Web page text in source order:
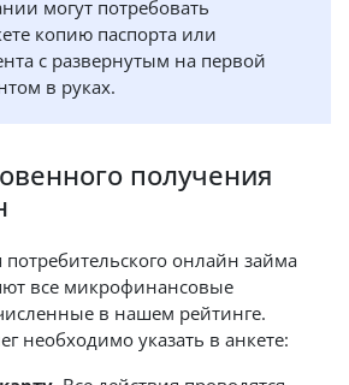
могут потребовать
копию паспорта или
с развернутым на первой
в руках.
получения
онлайн займа
все микрофинансовые
в нашем рейтинге.
необходимо указать в анкете: